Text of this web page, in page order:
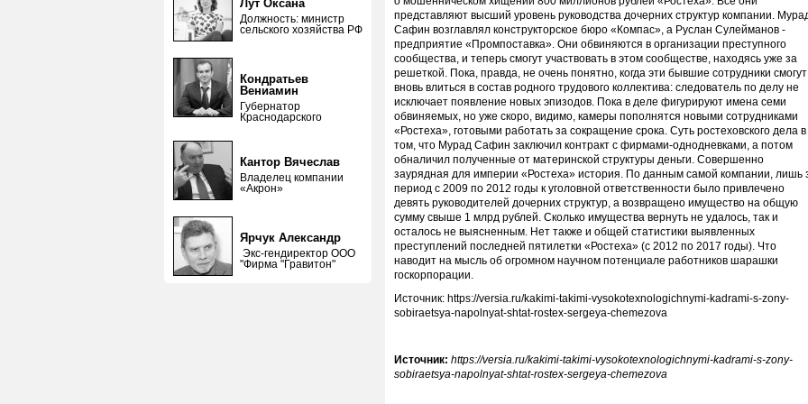
Лут Оксана
Должность: министр
сельского хозяйства РФ
Кондратьев
Вениамин
Губернатор
Краснодарского
Кантор Вячеслав
Владелец компании
«Акрон»
Ярчук Александр
Экс-гендиректор ООО
"Фирма "Гравитон"
представляют высший уровень руководства дочерних структур компании.
Сафин возглавлял конструкторское бюро «Компас», а Руслан Сулейманов -
предприятие «Промпоставка». Они обвиняются в организации преступного
сообщества, и теперь смогут участвовать в этом сообществе, находясь уже за
решеткой. Пока, правда, не очень понятно, когда эти бывшие сотрудники смогут
вновь влиться в состав родного трудового коллектива: следователь по делу не
исключает появление новых эпизодов. Пока в деле фигурируют имена семи
обвиняемых, но уже скоро, видимо, камеры пополнятся новыми сотрудниками
«Ростеха», готовыми работать за сокращение срока. Суть ростеховского дела в
том, что Мурад Сафин заключил контракт с фирмами-однодневками, а потом
обналичил полученные от материнской структуры деньги. Совершенно
заурядная для империи «Ростеха» история. По данным самой компании, лишь
период с 2009 по 2012 годы к уголовной ответственности было привлечено
девять руководителей дочерних структур, а возвращено имущество на общую
сумму свыше 1 млрд рублей. Сколько имущества вернуть не удалось, так и
осталось не выясненным. Нет также и общей статистики выявленных
преступлений последней пятилетки «Ростеха» (с 2012 по 2017 годы). Что
наводит на мысль об огромном научном потенциале работников шарашки
госкорпорации.
Источник: https://versia.ru/kakimi-takimi-vysokotexnologichnymi-kadrami-s-zony-
sobiraetsya-napolnyat-shtat-rostex-sergeya-chemezova
Источник: https://versia.ru/kakimi-takimi-vysokotexnologichnymi-kadrami-s-zony-
sobiraetsya-napolnyat-shtat-rostex-sergeya-chemezova